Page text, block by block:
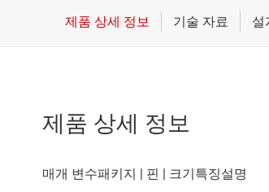
제품 상세 정보